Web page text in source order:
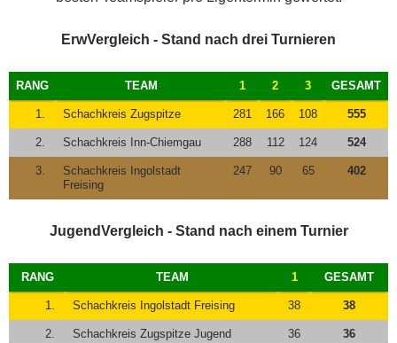
ErwVergleich - Stand nach drei Turnieren
RANG TEAM 1 2 3 GESAMT
1. Schachkreis Zugspitze 281 166 108 555
2. Schachkreis Inn-Chiemgau 288 112 124 524
3.
Schachkreis Ingolstadt
Freising
247 90 65 402
JugendVergleich - Stand nach einem Turnier
RANG TEAM 1 GESAMT
1. Schachkreis Ingolstadt Freising 38 38
2. Schachkreis Zugspitze Jugend 36 36